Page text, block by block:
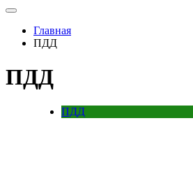
Главная
ПДД
ПДД
ПДД